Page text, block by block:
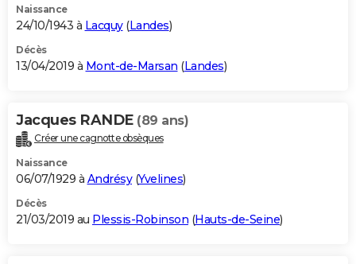
Naissance
24/10/1943 à Lacquy(Landes)
Décès
13/04/2019 à Mont-de-Marsan (Landes)
Jacques RANDE (89 ans)
Créer une cagnotte obsèques
Naissance
06/07/1929 à Andrésy(Yvelines)
Décès
21/03/2019 au Plessis-Robinson (Hauts-de-Seine)